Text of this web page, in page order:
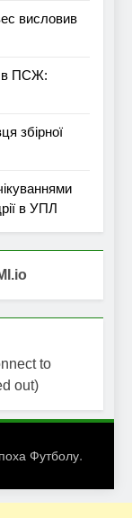
висловив
в ПСЖ:
збірної
в УПЛ
to
out)
Футболу.